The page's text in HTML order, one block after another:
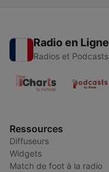
Radio en Ligne
Radios et Podcasts
Ressources
Diffuseurs
Widgets
Match de foot à la radio